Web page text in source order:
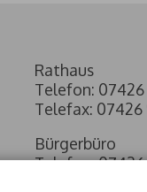
Rathaus
Telefon:
Telefax: 07426
Bürgerbüro
Telefon: 07426